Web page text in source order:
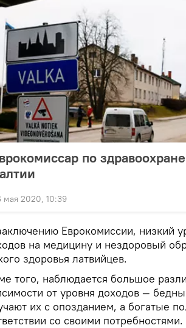
по
мая 2020, 10:39
Еврокомиссии, низкий
на медицину и нездоровый
здоровья латвийцев.
того, наблюдается большое
от уровня доходов —
их с опозданием, а богатые
со своими потребностями.